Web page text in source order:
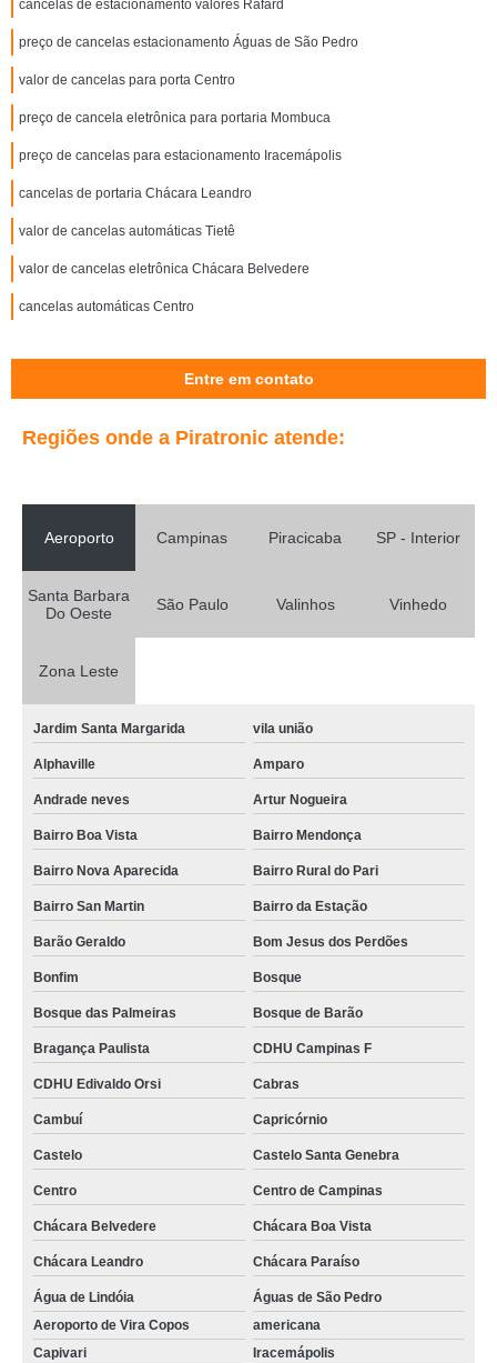
cancelas de estacionamento valores Rafard
preço de cancelas estacionamento Águas de São Pedro
valor de cancelas para porta Centro
preço de cancela eletrônica para portaria Mombuca
preço de cancelas para estacionamento Iracemápolis
cancelas de portaria Chácara Leandro
valor de cancelas automáticas Tietê
valor de cancelas eletrônica Chácara Belvedere
cancelas automáticas Centro
Entre em contato
Regiões onde a Piratronic atende:
Aeroporto Campinas Piracicaba SP - Interior
Santa Barbara
Do Oeste
São Paulo Valinhos Vinhedo
Zona Leste
Jardim Santa Margarida vila união
Alphaville Amparo
Andrade neves Artur Nogueira
Bairro Boa Vista Bairro Mendonça
Bairro Nova Aparecida Bairro Rural do Pari
Bairro San Martin Bairro da Estação
Barão Geraldo Bom Jesus dos Perdões
Bonfim Bosque
Bosque das Palmeiras Bosque de Barão
Bragança Paulista CDHU Campinas F
CDHU Edivaldo Orsi Cabras
Cambuí Capricórnio
Castelo Castelo Santa Genebra
Centro Centro de Campinas
Chácara Belvedere Chácara Boa Vista
Chácara Leandro Chácara Paraíso
Água de Lindóia
Águas de São Pedro
Aeroporto de Vira Copos
americana
Capivari
Iracemápolis